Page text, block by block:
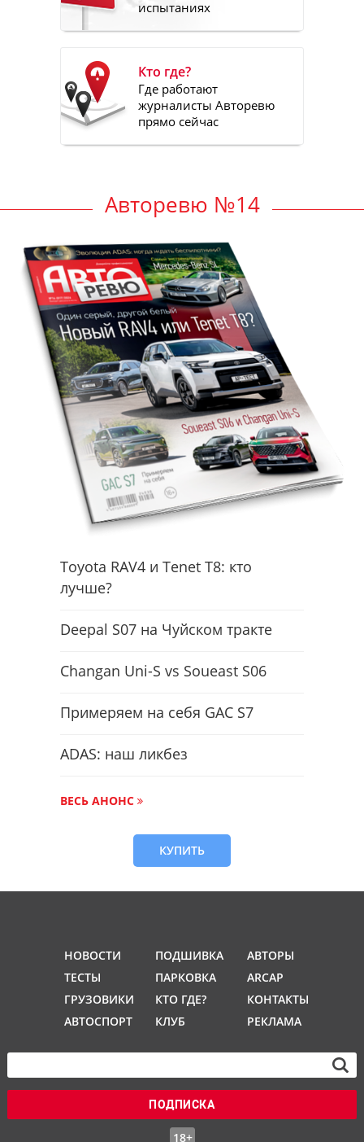
испытаниях
Кто где?
Где работают
журналисты Авторевю
прямо сейчас
Авторевю №14
Toyota RAV4 и Tenet T8: кто
лучше?
Deepal S07 на Чуйском тракте
Changan Uni-S vs Soueast S06
Примеряем на себя GAC S7
ADAS: наш ликбез
ВЕСЬ АНОНС
КУПИТЬ
НОВОСТИ
ТЕСТЫ
ГРУЗОВИКИ
АВТОСПОРТ
ПОДШИВКА
ПАРКОВКА
КТО ГДЕ?
КЛУБ
АВТОРЫ
ARCAP
КОНТАКТЫ
РЕКЛАМА
ПОДПИСКА
18+